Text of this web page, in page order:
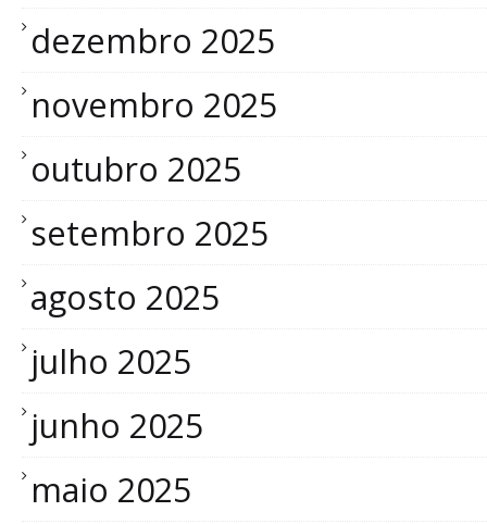
dezembro 2025
novembro 2025
outubro 2025
setembro 2025
agosto 2025
julho 2025
junho 2025
maio 2025